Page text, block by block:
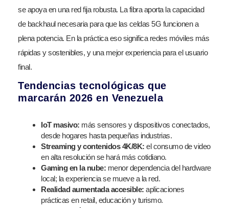
se apoya en una red fija robusta. La fibra aporta la capacidad
de backhaul necesaria para que las celdas 5G funcionen a
plena potencia. En la práctica eso significa redes móviles más
rápidas y sostenibles, y una mejor experiencia para el usuario
final.
Tendencias tecnológicas que
marcarán 2026 en Venezuela
IoT masivo: más sensores y dispositivos conectados,
desde hogares hasta pequeñas industrias.
Streaming y contenidos 4K/8K: el consumo de video
en alta resolución se hará más cotidiano.
Gaming en la nube: menor dependencia del hardware
local; la experiencia se mueve a la red.
Realidad aumentada accesible: aplicaciones
prácticas en retail, educación y turismo.